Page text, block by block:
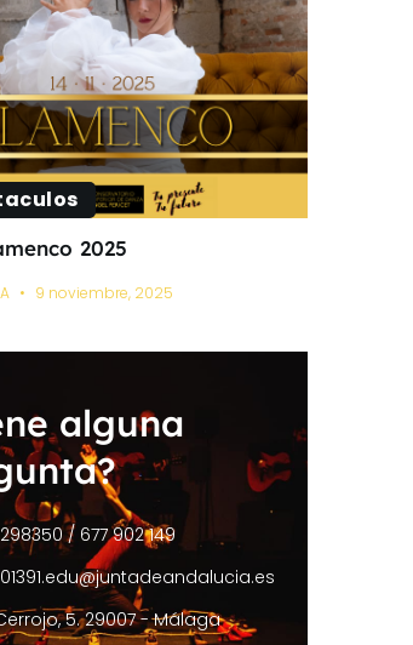
2025
9 noviembre, 2025
alguna
/ 677 902 149
5. 29007 - Málaga